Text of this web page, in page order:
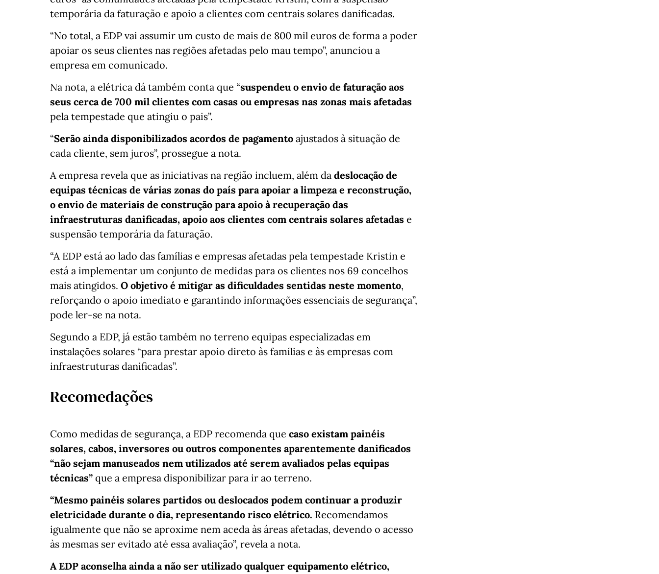
temporária da faturação e apoio a clientes com centrais solares danificadas.
“No total, a EDP vai assumir um custo de mais de 800 mil euros de forma a poder
apoiar os seus clientes nas regiões afetadas pelo mau tempo”, anunciou a
empresa em comunicado.
Na nota, a elétrica dá também conta que “suspendeu o envio de faturação aos
seus cerca de 700 mil clientes com casas ou empresas nas zonas mais afetadas
pela tempestade que atingiu o pais”.
“Serão ainda disponibilizados acordos de pagamento ajustados à situação de
cada cliente, sem juros”, prossegue a nota.
A empresa revela que as iniciativas na região incluem, além da deslocação de
equipas técnicas de várias zonas do país para apoiar a limpeza e reconstrução,
o envio de materiais de construção para apoio à recuperação das
infraestruturas danificadas, apoio aos clientes com centrais solares afetadas e
suspensão temporária da faturação.
“A EDP está ao lado das famílias e empresas afetadas pela tempestade Kristin e
está a implementar um conjunto de medidas para os clientes nos 69 concelhos
mais atingidos. O objetivo é mitigar as dificuldades sentidas neste momento,
reforçando o apoio imediato e garantindo informações essenciais de segurança”,
pode ler-se na nota.
Segundo a EDP, já estão também no terreno equipas especializadas em
instalações solares “para prestar apoio direto às famílias e às empresas com
infraestruturas danificadas”.
Recomedações
Como medidas de segurança, a EDP recomenda que caso existam painéis
solares, cabos, inversores ou outros componentes aparentemente danificados
“não sejam manuseados nem utilizados até serem avaliados pelas equipas
técnicas” que a empresa disponibilizar para ir ao terreno.
“Mesmo painéis solares partidos ou deslocados podem continuar a produzir
eletricidade durante o dia, representando risco elétrico. Recomendamos
igualmente que não se aproxime nem aceda às áreas afetadas, devendo o acesso
às mesmas ser evitado até essa avaliação”, revela a nota.
A EDP aconselha ainda a não ser utilizado qualquer equipamento elétrico,